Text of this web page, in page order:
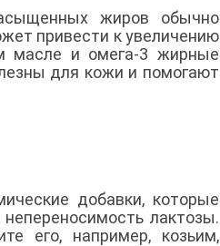
жиров обычно
привести к увеличению
масле и омега-3 жирные
для кожи и помогают
добавки, которые
лактозы.
его, например, козьим,